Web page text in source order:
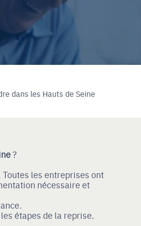
dans les Hauts de Seine
?
les entreprises ont
nécessaire et
étapes de la reprise.